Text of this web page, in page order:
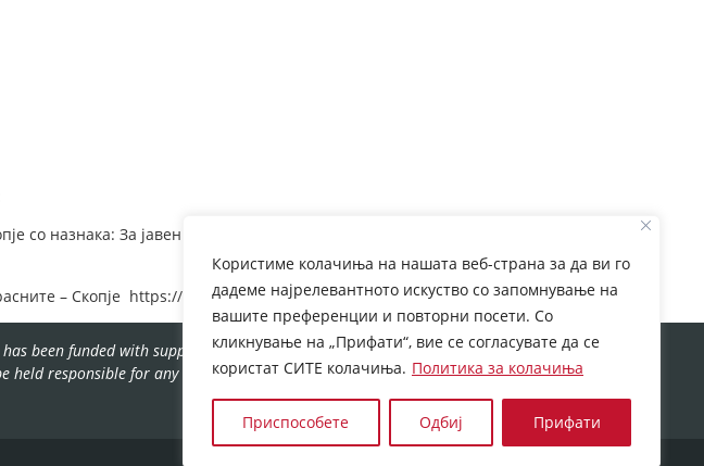
Користиме колачиња на нашата веб-страна за да ви го
дадеме најрелевантното искуство со запомнување на
вашите преференции и повторни посети. Со
кликнување на „Прифати“, вие се согласувате да се
користат СИТЕ колачиња. Политика за колачиња
Приспособете Одбиј Прифати
со назнака: За јавен повик за проценувачи за валидација или на
– Скопје https://www.cov.gov.mk/
been funded with support from European Commission. This web site reflects the
held responsible for any use which may be made of the information contained